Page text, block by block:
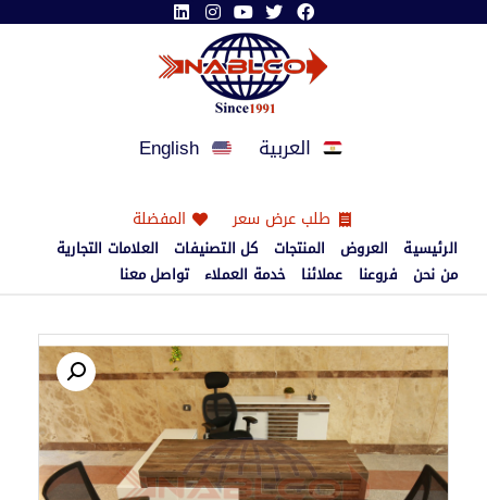
العربية English
طلب عرض سعر المفضلة
الرئيسية العروض المنتجات كل التصنيفات
العلامات التجارية
من نحن فروعنا عملائنا خدمة العملاء تواصل معنا